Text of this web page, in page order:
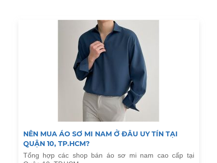
NÊN MUA ÁO SƠ MI NAM Ở ĐÂU UY TÍN TẠI
QUẬN 10, TP.HCM?
Tổng hợp các shop bán áo sơ mi nam cao cấp tại